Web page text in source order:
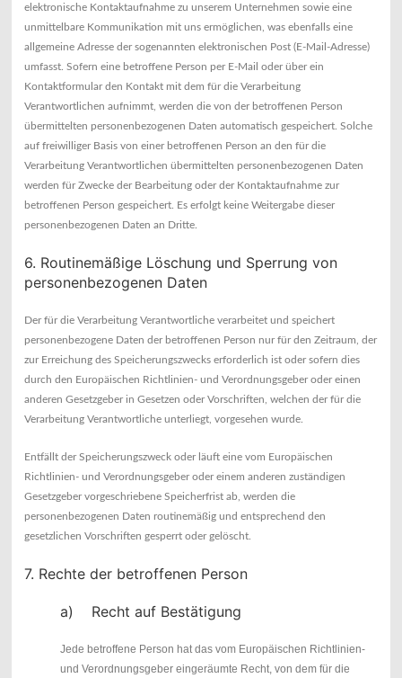
elektronische Kontaktaufnahme zu unserem Unternehmen sowie eine
unmittelbare Kommunikation mit uns ermöglichen, was ebenfalls eine
allgemeine Adresse der sogenannten elektronischen Post (E-Mail-Adresse)
umfasst. Sofern eine betroffene Person per E-Mail oder über ein
Kontaktformular den Kontakt mit dem für die Verarbeitung
Verantwortlichen aufnimmt, werden die von der betroffenen Person
übermittelten personenbezogenen Daten automatisch gespeichert. Solche
auf freiwilliger Basis von einer betroffenen Person an den für die
Verarbeitung Verantwortlichen übermittelten personenbezogenen Daten
werden für Zwecke der Bearbeitung oder der Kontaktaufnahme zur
betroffenen Person gespeichert. Es erfolgt keine Weitergabe dieser
personenbezogenen Daten an Dritte.
6. Routinemäßige Löschung und Sperrung von
personenbezogenen Daten
Der für die Verarbeitung Verantwortliche verarbeitet und speichert
personenbezogene Daten der betroffenen Person nur für den Zeitraum, der
zur Erreichung des Speicherungszwecks erforderlich ist oder sofern dies
durch den Europäischen Richtlinien- und Verordnungsgeber oder einen
anderen Gesetzgeber in Gesetzen oder Vorschriften, welchen der für die
Verarbeitung Verantwortliche unterliegt, vorgesehen wurde.
Entfällt der Speicherungszweck oder läuft eine vom Europäischen
Richtlinien- und Verordnungsgeber oder einem anderen zuständigen
Gesetzgeber vorgeschriebene Speicherfrist ab, werden die
personenbezogenen Daten routinemäßig und entsprechend den
gesetzlichen Vorschriften gesperrt oder gelöscht.
7. Rechte der betroffenen Person
a) Recht auf Bestätigung
Jede betroffene Person hat das vom Europäischen Richtlinien-
und Verordnungsgeber eingeräumte Recht, von dem für die